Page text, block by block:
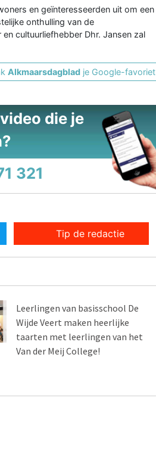
en geïnteresseerden uit om een
onthulling van de
cultuurliefhebber Dhr. Jansen zal
Alkmaarsdagblad je Google-favoriet
die je
321
Tip de redactie
Leerlingen van basisschool De
Wijde Veert maken heerlijke
taarten met leerlingen van het
Van der Meij College!